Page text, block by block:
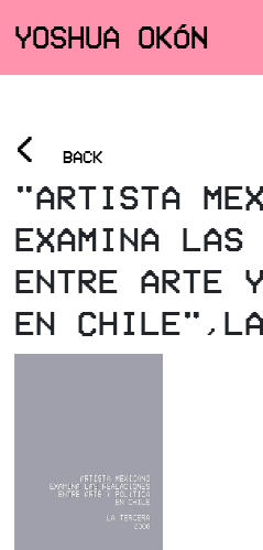
YOSHUA OKÓN
< BACK
"ARTISTA
EXAMINA LAS
ENTRE ARTE
EN CHILE",LA